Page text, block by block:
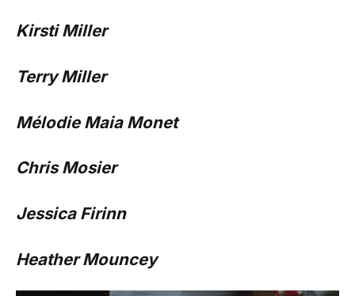
Kirsti Miller
Terry Miller
Mélodie Maia Monet
Chris Mosier
Jessica Firinn
Heather Mouncey